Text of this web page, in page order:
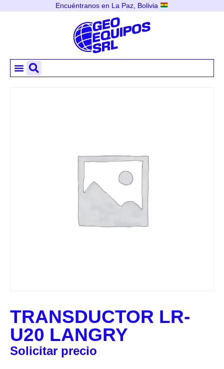
Encuéntranos en La Paz, Bolivia
TRANSDUCTOR LR-
U20 LANGRY
Solicitar precio